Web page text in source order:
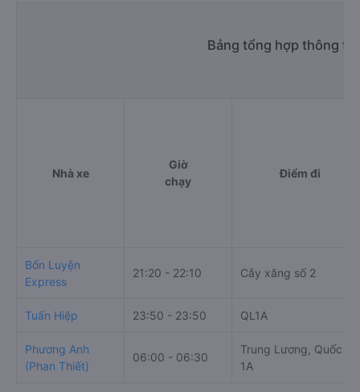
Bảng tổng hợp thông
Nhà xe
Giờ
chạy
Điểm đi
Bốn Luyện
Express
21:20 - 22:10 Cây xăng số 2
Tuấn Hiệp 23:50 - 23:50 QL1A
Phương Anh
(Phan Thiết)
06:00 - 06:30
Trung Lương, Quốc lộ
1A